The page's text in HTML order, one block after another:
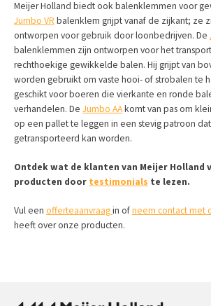
Meijer Holland biedt ook balenklemmen voor
Jumbo VR balenklem grijpt vanaf de zijkant; ze
ontworpen voor gebruik door loonbedrijven. De
balenklemmen zijn ontworpen voor het
rechthoekige gewikkelde balen. Hij grijpt van
worden gebruikt om vaste hooi- of strobalen te
geschikt voor boeren die vierkante en ronde
verhandelen. De Jumbo AAkomt van pas om
op een pallet te leggen in een stevig patroon
getransporteerd kan worden.
Ontdek wat de klanten van Meijer Holland
producten door testimonials te lezen.
Vul een offerteaanvraagin ofneem contact met
heeft over onze producten.